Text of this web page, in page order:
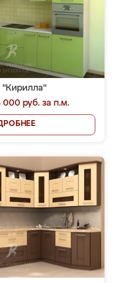
"Кирилла"
000 руб. за п.м.